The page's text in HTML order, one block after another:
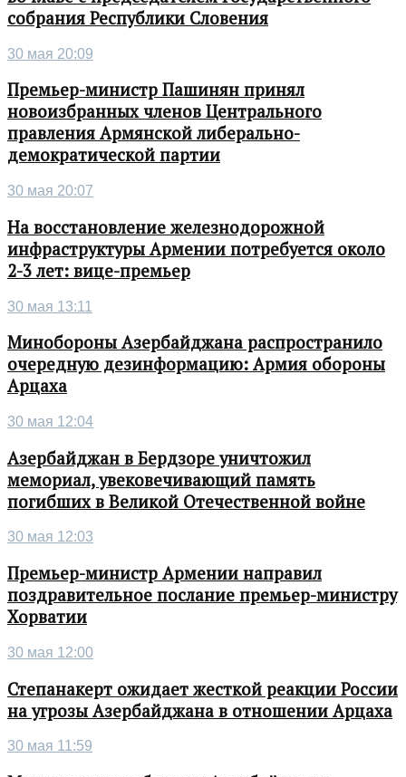
собрания Республики Словения
30 мая 20:09
Премьер-министр Пашинян принял
новоизбранных членов Центрального
правления Армянской либерально-
демократической партии
30 мая 20:07
На восстановление железнодорожной
инфраструктуры Армении потребуется около
2-3 лет: вице-премьер
30 мая 13:11
Минобороны Азербайджана распространило
очередную дезинформацию: Армия обороны
Арцаха
30 мая 12:04
Азербайджан в Бердзоре уничтожил
мемориал, увековечивающий память
погибших в Великой Отечественной войне
30 мая 12:03
Премьер-министр Армении направил
поздравительное послание премьер-министру
Хорватии
30 мая 12:00
Степанакерт ожидает жесткой реакции России
на угрозы Азербайджана в отношении Арцаха
30 мая 11:59